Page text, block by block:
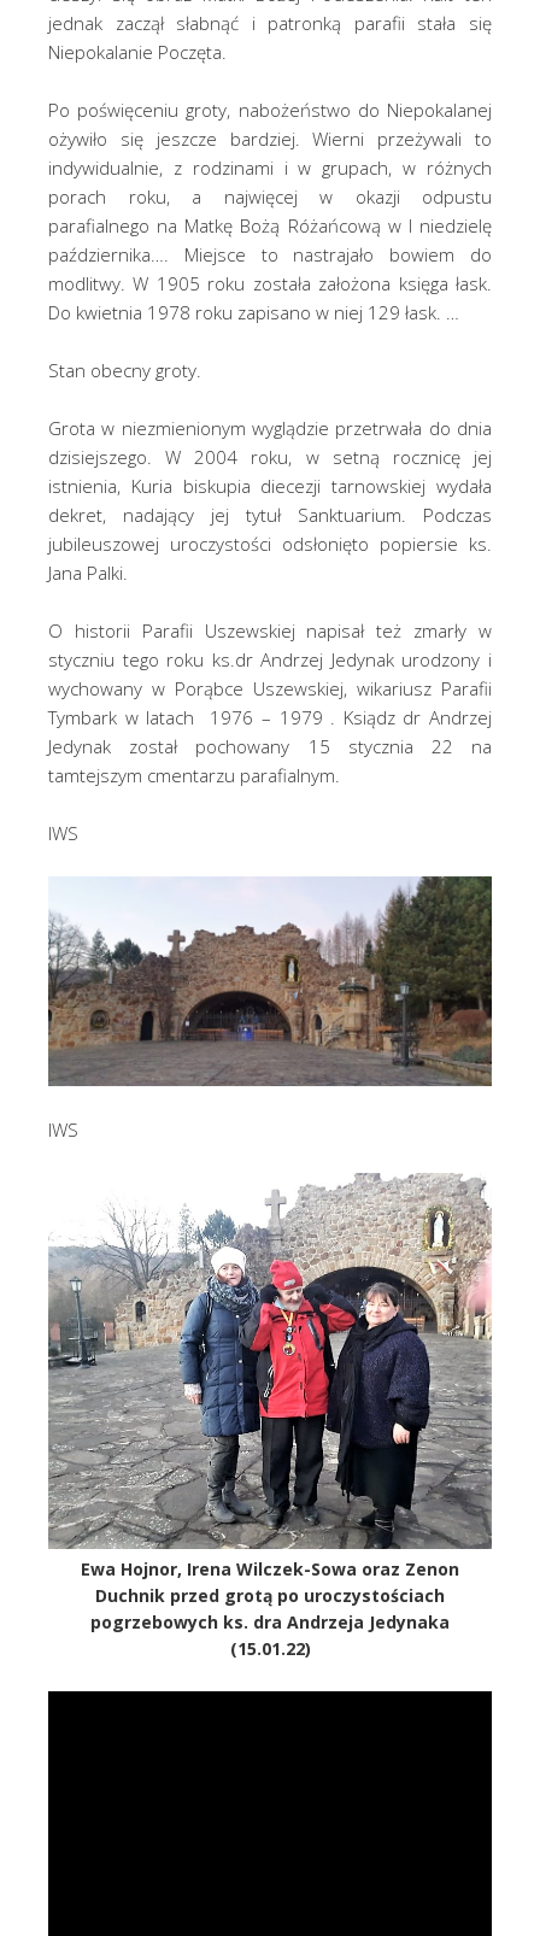
jednak zaczął słabnąć i patronką parafii stała się
Niepokalanie Poczęta.
Po poświęceniu groty, nabożeństwo do Niepokalanej
ożywiło się jeszcze bardziej. Wierni przeżywali to
indywidualnie, z rodzinami i w grupach, w różnych
porach roku, a najwięcej w okazji odpustu
parafialnego na Matkę Bożą Różańcową w I niedzielę
października…. Miejsce to nastrajało bowiem do
modlitwy. W 1905 roku została założona księga łask.
Do kwietnia 1978 roku zapisano w niej 129 łask. …
Stan obecny groty.
Grota w niezmienionym wyglądzie przetrwała do dnia
dzisiejszego. W 2004 roku, w setną rocznicę jej
istnienia, Kuria biskupia diecezji tarnowskiej wydała
dekret, nadający jej tytuł Sanktuarium. Podczas
jubileuszowej uroczystości odsłonięto popiersie ks.
Jana Palki.
O historii Parafii Uszewskiej napisał też zmarły w
styczniu tego roku ks.dr Andrzej Jedynak urodzony i
wychowany w Porąbce Uszewskiej, wikariusz Parafii
Tymbark w latach 1976 – 1979 . Ksiądz dr Andrzej
Jedynak został pochowany 15 stycznia 22 na
tamtejszym cmentarzu parafialnym.
IWS
IWS
Ewa Hojnor, Irena Wilczek-Sowa oraz Zenon
Duchnik przed grotą po uroczystościach
pogrzebowych ks. dra Andrzeja Jedynaka
(15.01.22)